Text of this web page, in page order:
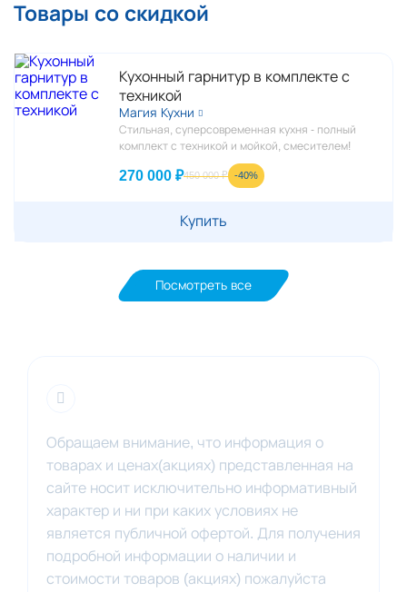
Товары со скидкой
Кухонный гарнитур в комплекте с
техникой
Магия Кухни
Стильная, суперсовременная кухня - полный
комплект с техникой и мойкой, смесителем!
270 000 ₽450 000 ₽ -40%
Купить
Посмотреть все
Обращаем внимание, что информация о
товарах и ценах(акциях) представленная на
сайте носит исключительно информативный
характер и ни при каких условиях не
является публичной офертой. Для получения
подробной информации о наличии и
стоимости товаров (акциях) пожалуйста